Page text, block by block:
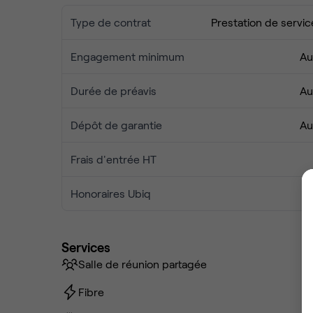
Type de contrat Prestation de
Engagement minimum
Durée de préavis
Dépôt de garantie
Frais d'entrée HT
Honoraires Ubiq
Services
Salle de réunion partagée
Fibre